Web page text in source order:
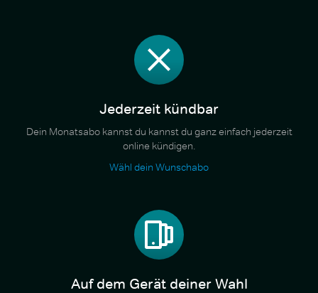
Jederzeit kündbar
Dein Monatsabo kannst du kannst du ganz einfach jederzeit
online kündigen.
Wähl dein Wunschabo
Auf dem Gerät deiner Wahl